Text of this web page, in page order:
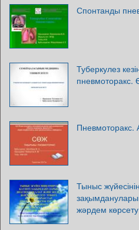
Спонтанды
Туберкулез
пневмоторакс.
Пневмоторакс.
Тыныс
жәрдем көрсету